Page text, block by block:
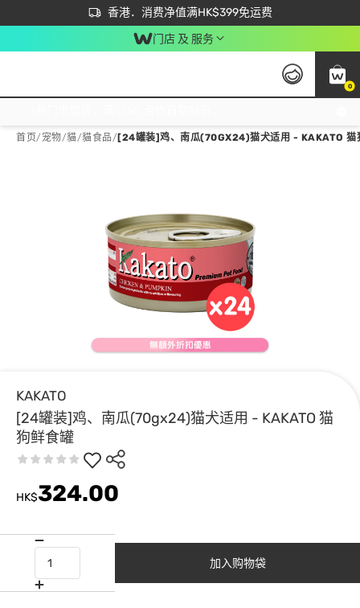
香港．消费净值满HK$399免运费
立即成为易赏钱会员尽享独家优惠
首次APP下单买满$450 输入 NEWAPP 即减$50
门店 及 服务
0
首页/ 宠物/貓/貓食品/ [24罐装]鸡、南瓜(70GX24)猫犬适用 - KAKATO 猫
KAKATO
[24罐装]鸡、南瓜(70gx24)猫犬适用 - KAKATO 猫
狗鲜食罐
HK$324.00
加入购物袋